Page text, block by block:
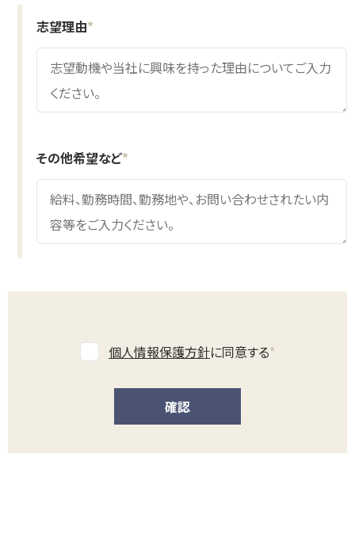
志望理由*
その他希望など*
個人情報保護方針に同意する*